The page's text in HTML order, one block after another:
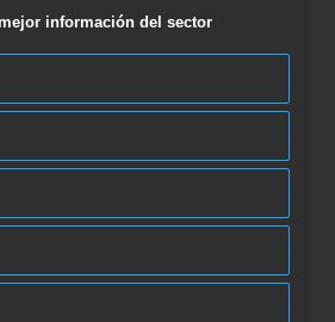
información del sector